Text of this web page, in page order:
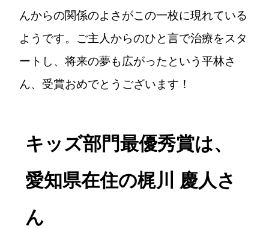
んからの関係のよさがこの一枚に現れている
ようです。ご主人からのひと言で治療をスタ
ートし、将来の夢も広がったという平林さ
ん、受賞おめでとうございます！
キッズ部門最優秀賞は、
愛知県在住の梶川 慶人さ
ん